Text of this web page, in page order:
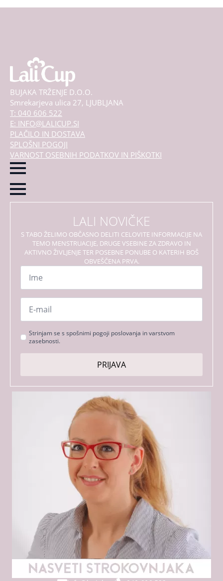
BUJAKA TRŽENJE D.O.O.
Smrekarjeva ulica 27, LJUBLJANA
T: 040 606 522
E: INFO@LALICUP.SI
PLAČILO IN DOSTAVA
SPLOŠNI POGOJI
VARNOST OSEBNIH PODATKOV IN PIŠKOTKI
LALI NOVIČKE
S TABO ŽELIMO OBČASNO DELITI CELOVITE INFORMACIJE NA
TEMO MENSTRUACIJE, DRUGE VSEBINE ZA ZDRAVO IN
AKTIVNO ŽIVLJENJE TER POSEBNE PONUBE O KATERIH BOŠ
OBVEŠČENA PRVA.
Ime
Email
Strinjanje
pogoji
Strinjam se s spošnimi pogoji poslovanja in varstvom
zasebnosti.
PRIJAVA